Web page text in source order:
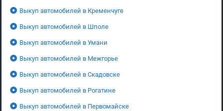
Выкуп автомобилей в Кременчуге
Выкуп автомобилей в Шполе
Выкуп автомобилей в Умани
Выкуп автомобилей в Межгорье
Выкуп автомобилей в Скадовске
Выкуп автомобилей в Рогатине
Выкуп автомобилей в Первомайске